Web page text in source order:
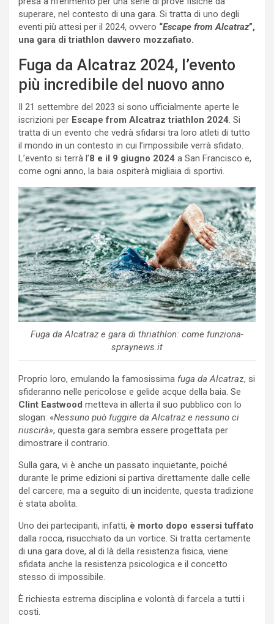
superare, nel contesto di una gara. Si tratta di uno degli
eventi più attesi per il 2024, ovvero “Escape from Alcatraz”,
una gara di triathlon davvero mozzafiato.
Fuga da Alcatraz 2024, l’evento
più incredibile del nuovo anno
Il 21 settembre del 2023 si sono ufficialmente aperte le
iscrizioni per Escape from Alcatraz triathlon 2024. Si
tratta di un evento che vedrà sfidarsi tra loro atleti di tutto
il mondo in un contesto in cui l’impossibile verrà sfidato.
L’evento si terrà l’8 e il 9 giugno 2024 a San Francisco e,
come ogni anno, la baia ospiterà migliaia di sportivi.
Fuga da Alcatraz e gara di thriathlon: come funziona-
spraynews.it
Proprio loro, emulando la famosissima fuga da Alcatraz, si
sfideranno nelle pericolose e gelide acque della baia. Se
Clint Eastwood metteva in allerta il suo pubblico con lo
slogan: «Nessuno può fuggire da Alcatraz e nessuno ci
riuscirà», questa gara sembra essere progettata per
dimostrare il contrario.
Sulla gara, vi è anche un passato inquietante, poiché
durante le prime edizioni si partiva direttamente dalle celle
del carcere, ma a seguito di un incidente, questa tradizione
è stata abolita.
Uno dei partecipanti, infatti, è morto dopo essersi tuffato
dalla rocca, risucchiato da un vortice. Si tratta certamente
di una gara dove, al di là della resistenza fisica, viene
sfidata anche la resistenza psicologica e il concetto
stesso di impossibile.
È richiesta estrema disciplina e volontà di farcela a tutti i
costi.